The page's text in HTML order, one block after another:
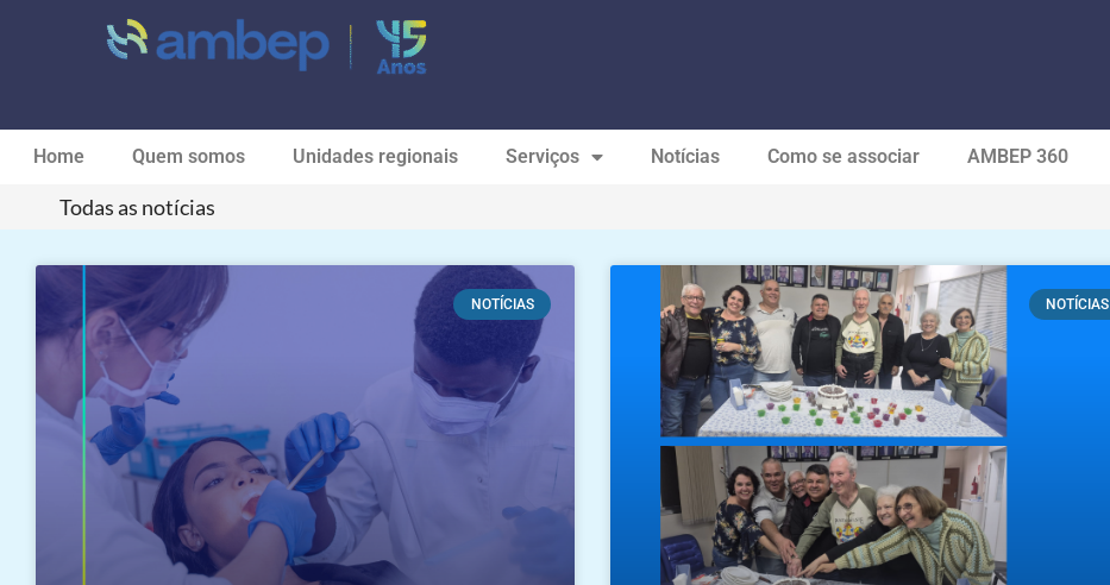
Home Quem somos Unidades regionais Serviços Notícias Como se associar AMBEP 360
Todas as notícias
NOTÍCIAS NOTÍCIAS